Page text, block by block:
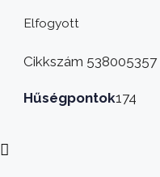
Elfogyott
Cikkszám 538005357
Hűségpontok174